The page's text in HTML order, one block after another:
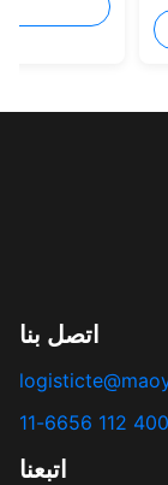
اتصل بنا
اتبعنا